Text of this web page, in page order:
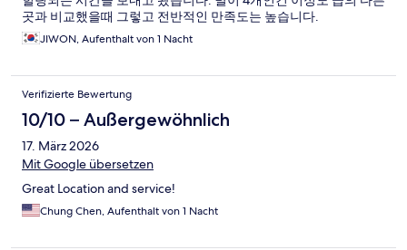
곳과 비교했을때 그렇고 전반적인 만족도는 높습니다.
JIWON, Aufenthalt von 1 Nacht
Verifizierte Bewertung
10/10 – Außergewöhnlich
17. März 2026
Mit Google übersetzen
Great Location and service!
Chung Chen, Aufenthalt von 1 Nacht